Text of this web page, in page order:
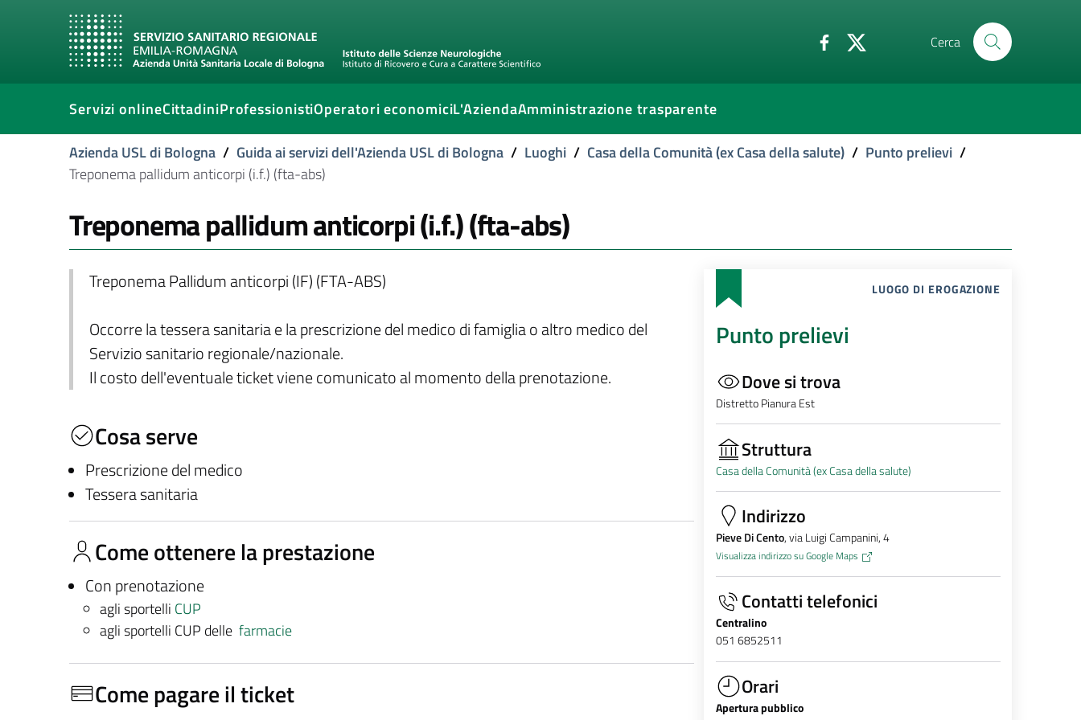
Cerca
Servizi onlineCittadiniProfessionistiOperatori economiciL'AziendaAmministrazione trasparente
Azienda USL di Bologna / Guida ai servizi dell'Azienda USL di Bologna / Luoghi / Casa della Comunità (ex Casa della salute) / Punto prelievi /
Treponema pallidum anticorpi (i.f.) (fta-abs)
Treponema pallidum anticorpi (i.f.) (fta-abs)
Treponema Pallidum anticorpi (IF) (FTA-ABS)
Occorre la tessera sanitaria e la prescrizione del medico di famiglia o altro medico del
Servizio sanitario regionale/nazionale.
Il costo dell'eventuale ticket viene comunicato al momento della prenotazione.
Cosa serve
Prescrizione del medico
Tessera sanitaria
Come ottenere la prestazione
Con prenotazione
agli sportelli CUP
agli sportelli CUP delle farmacie
Come pagare il ticket
LUOGO DI EROGAZIONE
Punto prelievi
Dove si trova
Distretto Pianura Est
Struttura
Casa della Comunità (ex Casa della salute)
Indirizzo
Pieve Di Cento, via Luigi Campanini, 4
Visualizza indirizzo su Google Maps
Contatti telefonici
Centralino
051 6852511
Orari
Apertura pubblico